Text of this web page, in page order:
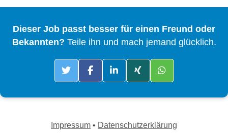
Dieser Job passt besser für einen Freund oder
Bekannten? Teile ihn und mach jemand glücklich.
Impressum • Datenschutzerklärung